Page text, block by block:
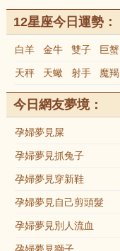
12星座今日運勢：
白羊 金牛 雙子 巨蟹
天秤 天蠍 射手 魔羯
今日網友夢境：
孕婦夢見屎
孕婦夢見抓兔子
孕婦夢見穿新鞋
孕婦夢見自己剪頭髮
孕婦夢見別人流血